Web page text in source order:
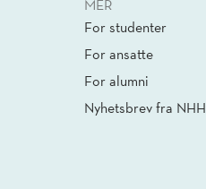
MER
For studenter
For ansatte
For alumni
Nyhetsbrev fra NHH